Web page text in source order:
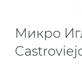
Микро